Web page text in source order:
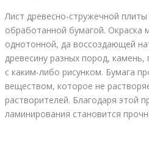
Лист древесно-стружечной
обработанной бумагой.
однотонной, да воссоздающей
древесину разных пород,
с каким-либо рисунком. Бумага
веществом, которое не
растворителей. Благодаря этой
ламинирования становится